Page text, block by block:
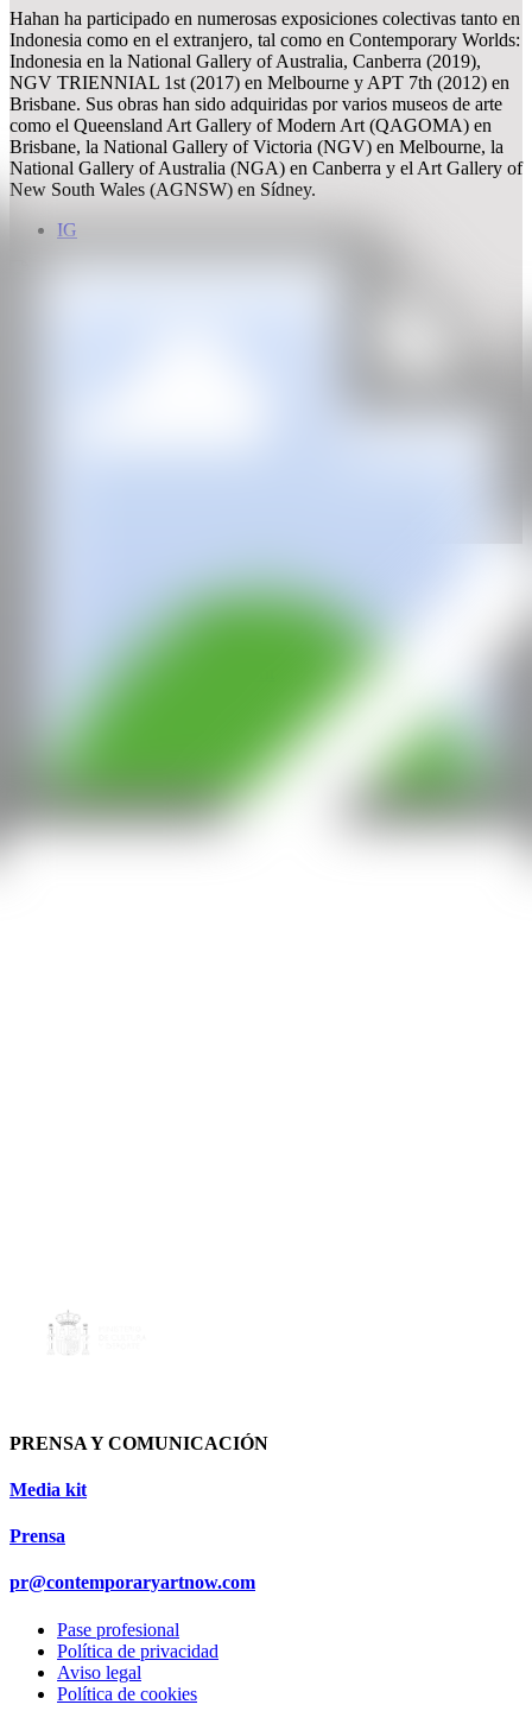
Hahan ha participado en numerosas exposiciones colectivas tanto en
Indonesia como en el extranjero, tal como en Contemporary Worlds:
Indonesia en la National Gallery of Australia, Canberra (2019),
NGV TRIENNIAL 1st (2017) en Melbourne y APT 7th (2012) en
Brisbane. Sus obras han sido adquiridas por varios museos de arte
como el Queensland Art Gallery of Modern Art (QAGOMA) en
Brisbane, la National Gallery of Victoria (NGV) en Melbourne, la
National Gallery of Australia (NGA) en Canberra y el Art Gallery of
New South Wales (AGNSW) en Sídney.
IG
Todos los derechos reservados ©2020
PRENSA Y COMUNICACIÓN
Media kit
Prensa
pr@contemporaryartnow.com
Pase profesional
Política de privacidad
Aviso legal
Política de cookies